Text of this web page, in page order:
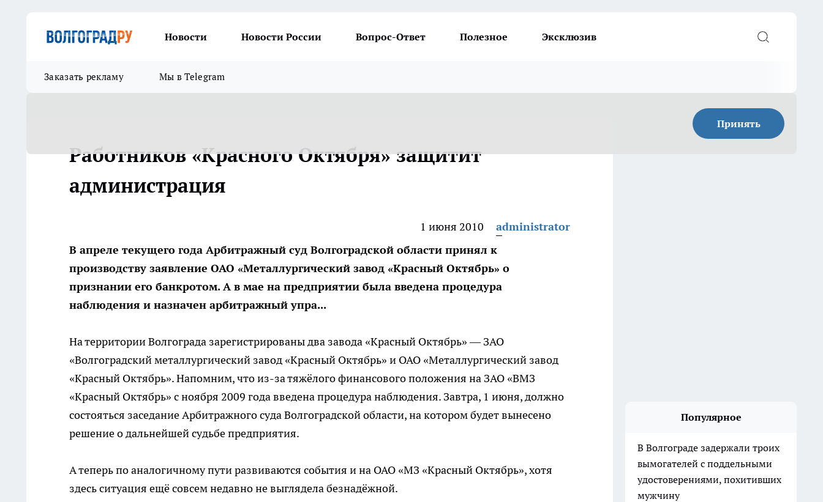
Новости Новости России Вопрос-Ответ Полезное Эксклюзив
Заказать рекламу Мы в Telegram
Принять
Работников «Красного Октября» защитит
администрация
1 июня 2010
administrator
В апреле текущего года Арбитражный суд Волгоградской области принял к
производству заявление ОАО «Металлургический завод «Красный Октябрь» о
признании его банкротом. А в мае на предприятии была введена процедура
наблюдения и назначен арбитражный упра...
На территории Волгограда зарегистрированы два завода «Красный Октябрь» — ЗАО
«Волгоградский металлургический завод «Красный Октябрь» и ОАО «Металлургический завод
«Красный Октябрь». Напомним, что из-за тяжёлого финансового положения на ЗАО «ВМЗ
«Красный Октябрь» с ноября 2009 года введена процедура наблюдения. Завтра, 1 июня, должно
состояться заседание Арбитражного суда Волгоградской области, на котором будет вынесено
решение о дальнейшей судьбе предприятия.
А теперь по аналогичному пути развиваются события и на ОАО «МЗ «Красный Октябрь», хотя
здесь ситуация ещё совсем недавно не выглядела безнадёжной.
Популярное
В Волгограде задержали троих
вымогателей с поддельными
удостоверениями, похитивших
мужчину